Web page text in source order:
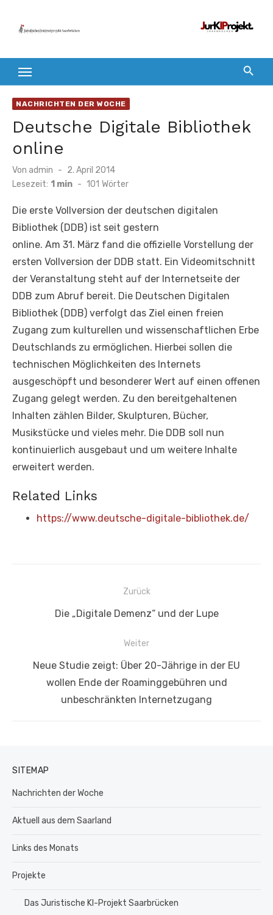
Inhalt
NACHRICHTEN DER WOCHE
Deutsche Digitale Bibliothek
online
Von admin
Veröffentlicht
am
2. April 2014
Lesezeit: 1 min - 101 Wörter
Die erste Vollversion der deutschen digitalen
Bibliothek (DDB) ist seit gestern
online. Am 31. März fand die offizielle Vorstellung der
ersten Vollversion der DDB statt. Ein Videomitschnitt
der Veranstaltung steht auf der Internetseite der
DDB zum Abruf bereit. Die Deutschen Digitalen
Bibliothek (DDB) verfolgt das Ziel einen freien
Zugang zum kulturellen und wissenschaftlichen Erbe
Deutschlands zu ermöglichen. Hierbei sollen die
technischen Möglichkeiten des Internets
ausgeschöpft und besonderer Wert auf einen offenen
Zugang gelegt werden. Zu den bereitgehaltenen
Inhalten zählen Bilder, Skulpturen, Bücher,
Musikstücke und vieles mehr. Die DDB soll nun
kontinuierlich ausgebaut und um weitere Inhalte
erweitert werden.
Related Links
https://www.deutsche-digitale-bibliothek.de/
Beitragsnavigation
Zurück
Vorheriger
Die „Digitale Demenz“ und der Lupe
Weiter
Nächster
Beitrag:
Neue Studie zeigt: Über 20-Jährige in der EU
wollen Ende der Roaminggebühren und
unbeschränkten Internetzugang
SITEMAP
Nachrichten der Woche
Aktuell aus dem Saarland
Links des Monats
Projekte
Das Juristische KI-Projekt Saarbrücken